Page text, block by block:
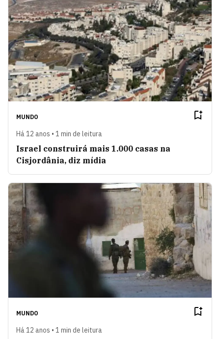
MUNDO
Há 12 anos • 1 min de leitura
Israel construirá mais 1.000 casas na
Cisjordânia, diz mídia
MUNDO
Há 12 anos • 1 min de leitura